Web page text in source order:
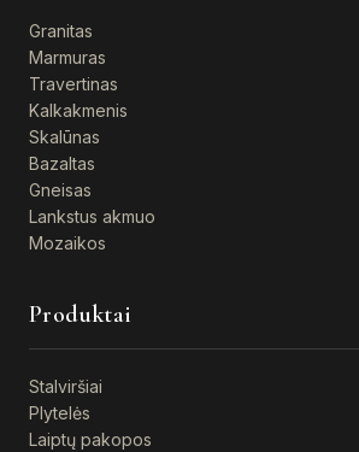
Granitas
Marmuras
Travertinas
Kalkakmenis
Skalūnas
Bazaltas
Gneisas
Lankstus akmuo
Mozaikos
Produktai
Stalviršiai
Plytelės
Laiptų pakopos